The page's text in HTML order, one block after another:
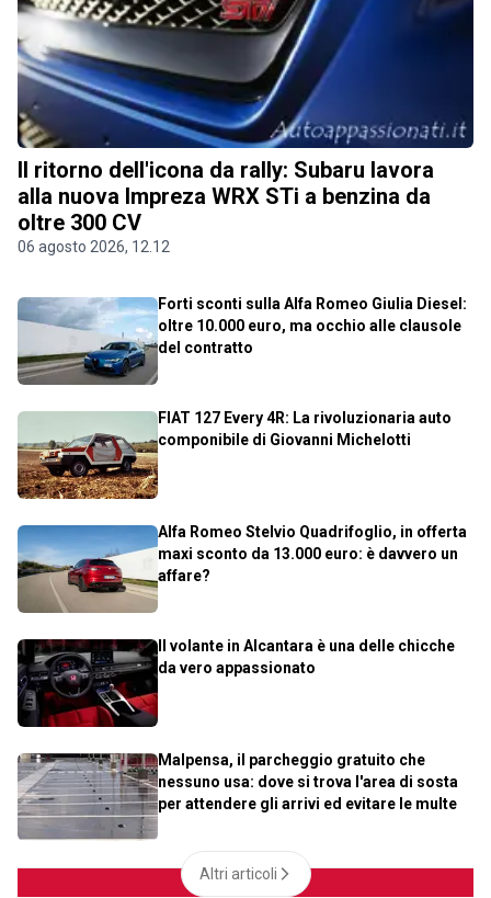
Il ritorno dell'icona da rally: Subaru lavora
alla nuova Impreza WRX STi a benzina da
oltre 300 CV
06 agosto 2026, 12.12
Forti sconti sulla Alfa Romeo Giulia Diesel:
oltre 10.000 euro, ma occhio alle clausole
del contratto
FIAT 127 Every 4R: La rivoluzionaria auto
componibile di Giovanni Michelotti
Alfa Romeo Stelvio Quadrifoglio, in offerta
maxi sconto da 13.000 euro: è davvero un
affare?
Il volante in Alcantara è una delle chicche
da vero appassionato
Malpensa, il parcheggio gratuito che
nessuno usa: dove si trova l'area di sosta
per attendere gli arrivi ed evitare le multe
Altri articoli